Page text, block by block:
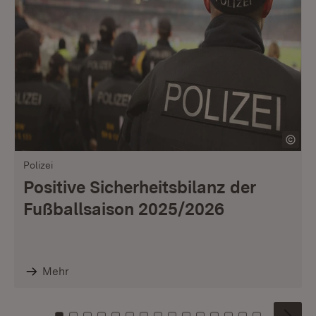
Polizei
Positive Sicherheitsbilanz der
Fußballsaison 2025/2026
Mehr